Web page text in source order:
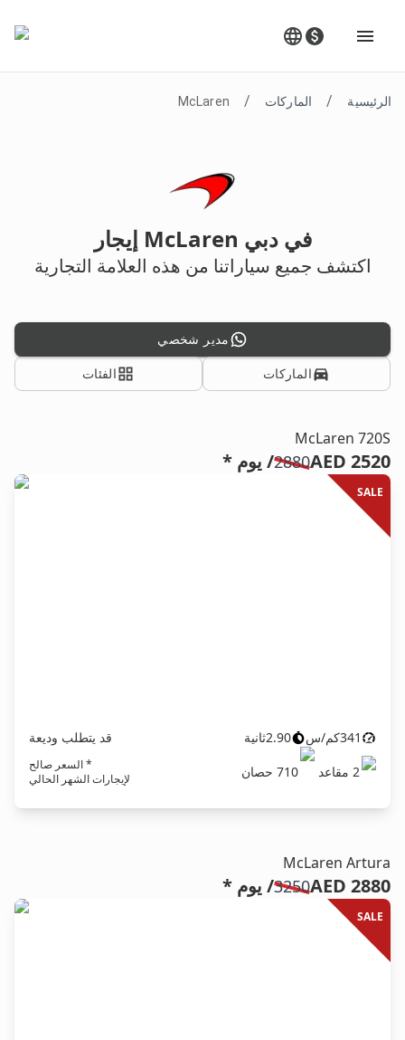
الرئيسية / الماركات /
McLaren
إيجار McLaren في دبي
اكتشف جميع سياراتنا من هذه العلامة التجارية
مدير شخصي
الفئات
الماركات
McLaren 720S
AED 2520
2880/ يوم *
SALE
341كم/س 2.90ثانية
قد يتطلب وديعة
2 مقاعد 710 حصان
* السعر صالح
لإيجارات الشهر الحالي
McLaren Artura
AED 2880
3250/ يوم *
SALE